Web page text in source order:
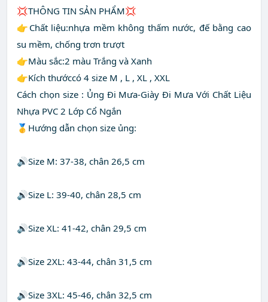
💢THÔNG TIN SẢN PHẨM💢
👉Chất liệu:nhựa mềm không thấm nước, đế bằng cao
su mềm, chống trơn trượt
👉Màu sắc:2 màu Trắng và Xanh
👉Kích thướccó 4 size M , L , XL , XXL
Cách chọn size : Ủng Đi Mưa-Giày Đi Mưa Với Chất Liệu
Nhựa PVC 2 Lớp Cổ Ngắn
🥇Hướng dẫn chọn size ủng:
️🔊Size M: 37-38, chân 26,5 cm
️🔊Size L: 39-40, chân 28,5 cm
️🔊Size XL: 41-42, chân 29,5 cm
️🔊Size 2XL: 43-44, chân 31,5 cm
️🔊Size 3XL: 45-46, chân 32,5 cm